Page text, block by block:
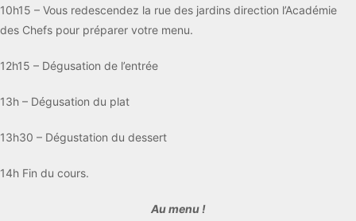
10h15 – Vous redescendez la rue des jardins direction l’Académie
des Chefs pour préparer votre menu.
12h15 – Dégusation de l’entrée
13h – Dégusation du plat
13h30 – Dégustation du dessert
14h Fin du cours.
Au menu !